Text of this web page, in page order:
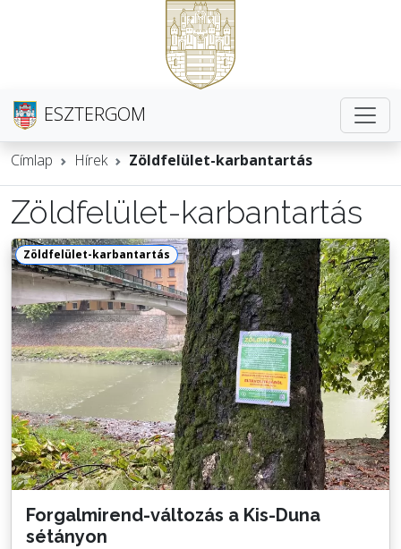
ESZTERGOM
Címlap Hírek Zöldfelület-karbantartás
Zöldfelület-karbantartás
Zöldfelület-karbantartás
Forgalmirend-változás a Kis-Duna
sétányon